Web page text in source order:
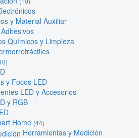
y Material Auxiliar
Químicos y Limpieza
y Focos LED
LED y Accesorios
y RGB
Home (44)
Herramientas y Medición